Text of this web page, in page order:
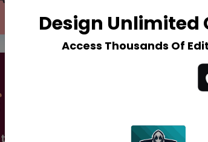
Design Unlimited
Access Thousands Of